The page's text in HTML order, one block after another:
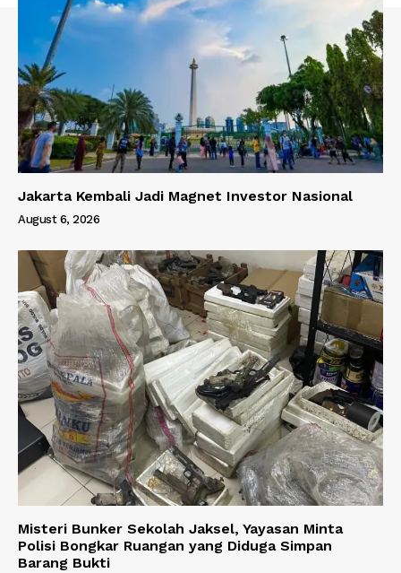
Jakarta Kembali Jadi Magnet Investor Nasional
August 6, 2026
Misteri Bunker Sekolah Jaksel, Yayasan Minta
Polisi Bongkar Ruangan yang Diduga Simpan
Barang Bukti